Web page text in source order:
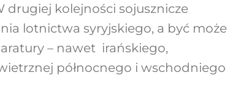
drugiej kolejności sojusznicze
lotnictwa syryjskiego, a być może
– nawet irańskiego,
północnego i wschodniego